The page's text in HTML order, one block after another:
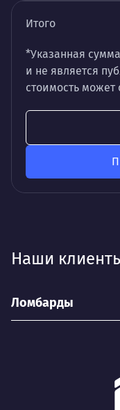
Итого
*Указанная
и не является
стоимость может
Наши
Ломбарды